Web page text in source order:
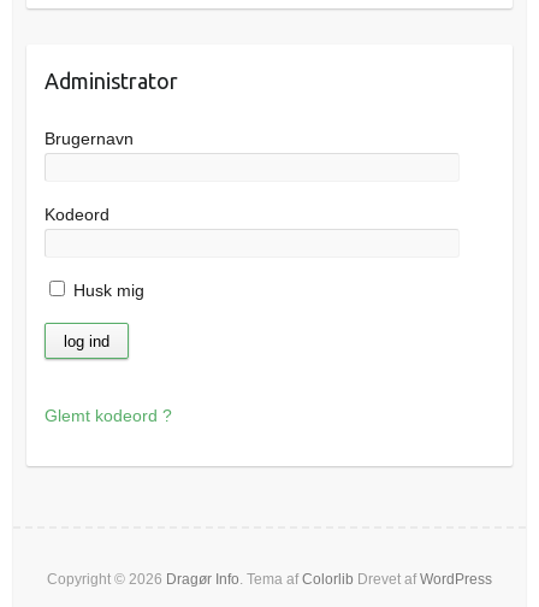
Administrator
Brugernavn
Kodeord
Husk mig
Glemt kodeord ?
Copyright © 2026 Dragør Info. Tema afColorlib Drevet afWordPress